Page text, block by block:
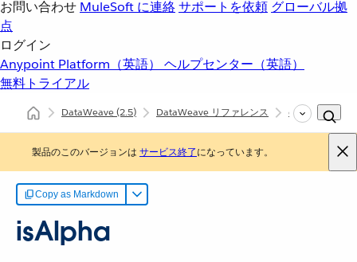
お問い合わせ MuleSoft に連絡サポートを依頼 グローバル拠
点
ログイン
Anypoint Platform（英語） ヘルプセンター（英語）
無料トライアル
DataWeave(2.5) DataWeave リファレンス
製品のこのバージョンは サービス終了になっています。
Copy as Markdown
isAlpha